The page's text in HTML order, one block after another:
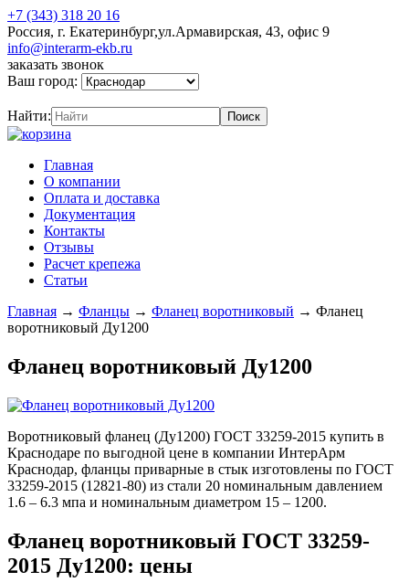
+7 (343) 318 20 16
Россия, г. Екатеринбург,ул.Армавирская, 43, офис 9
info@interarm-ekb.ru
заказать звонок
Ваш город:
Найти:
Главная
О компании
Оплата и доставка
Документация
Контакты
Отзывы
Расчет крепежа
Статьи
Главная → Фланцы → Фланец воротниковый → Фланец
воротниковый Ду1200
Фланец воротниковый Ду1200
Воротниковый фланец (Ду1200) ГОСТ 33259-2015 купить в
Краснодаре по выгодной цене в компании ИнтерАрм
Краснодар, фланцы приварные в стык изготовлены по ГОСТ
33259-2015 (12821-80) из стали 20 номинальным давлением
1.6 – 6.3 мпа и номинальным диаметром 15 – 1200.
Фланец воротниковый ГОСТ 33259-
2015 Ду1200: цены